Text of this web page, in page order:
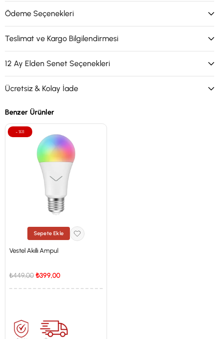
Ödeme Seçenekleri
Teslimat ve Kargo Bilgilendirmesi
12 Ay Elden Senet Seçenekleri
Ücretsiz & Kolay İade
Benzer Ürünler
Sepete Ekle
Vestel Akıllı Ampul
₺399,00
₺449,00
%11